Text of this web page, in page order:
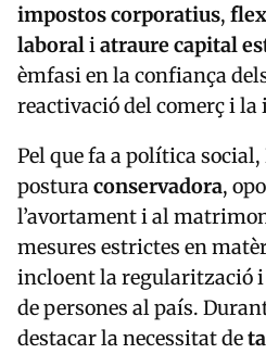
impostos corporatius,
laboraliatraure capital
èmfasi en la confiança
reactivació del comerç i
Pel que fa a política
posturaconservadora,
l’avortament i al
mesures estrictes en
incloent la regularització i
de persones al país.
destacar la necessitat de